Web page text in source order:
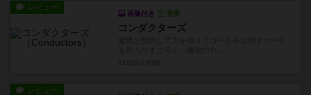
レビュー
画像付き 充実
コンダクターズ
レビュー